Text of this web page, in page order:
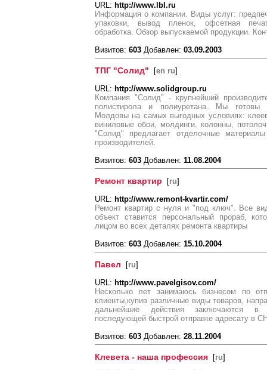
URL: http://www.lbl.ru
Информация о компании. Виды услуг:
упаковки, вывод пленок, офсетная
обработка. Обзор выпускаемой продукции.
Визитов: 603 Добавлен: 03.09.2003
ТПГ "Солид" [en ru]
URL: http://www.solidgroup.ru
Компания "Солид" - крупнейший
полистирола и полиуретана. Мы готовы
Молдовы на самых выгодных условиях:
виниловые обои, молдинги, колонны,
"Солид" предлагает отделочные
производителей.
Визитов: 603 Добавлен: 11.08.2004
Ремонт квартир [ru]
URL: http://www.remont-kvartir.com/
Ремонт квартир с нуля и "под ключ". Все
объект ставится персональный прораб,
лицом во всех деталях ремонта квартиры
Визитов: 603 Добавлен: 15.10.2004
Павел [ru]
URL: http://www.pavelgisov.com/
Несколько лет занимаюсь бизнесом по
клиенты,купив различные виды товаров,
дальнейшие действия заключаются в
последующей быстрой отправке адресату в
Визитов: 603 Добавлен: 28.11.2004
Клевета - наша профессия [ru]